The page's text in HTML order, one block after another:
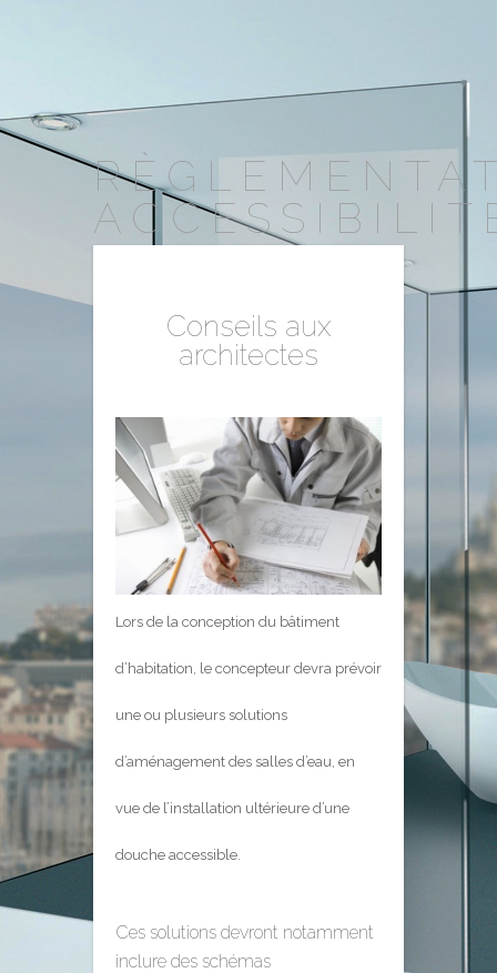
Conseils aux
architectes
Lors de la conception du bâtiment
d’habitation, le concepteur devra prévoir
une ou plusieurs solutions
d’aménagement des salles d’eau, en
vue de l’installation ultérieure d’une
douche accessible.
Ces solutions devront notamment
inclure des schémas